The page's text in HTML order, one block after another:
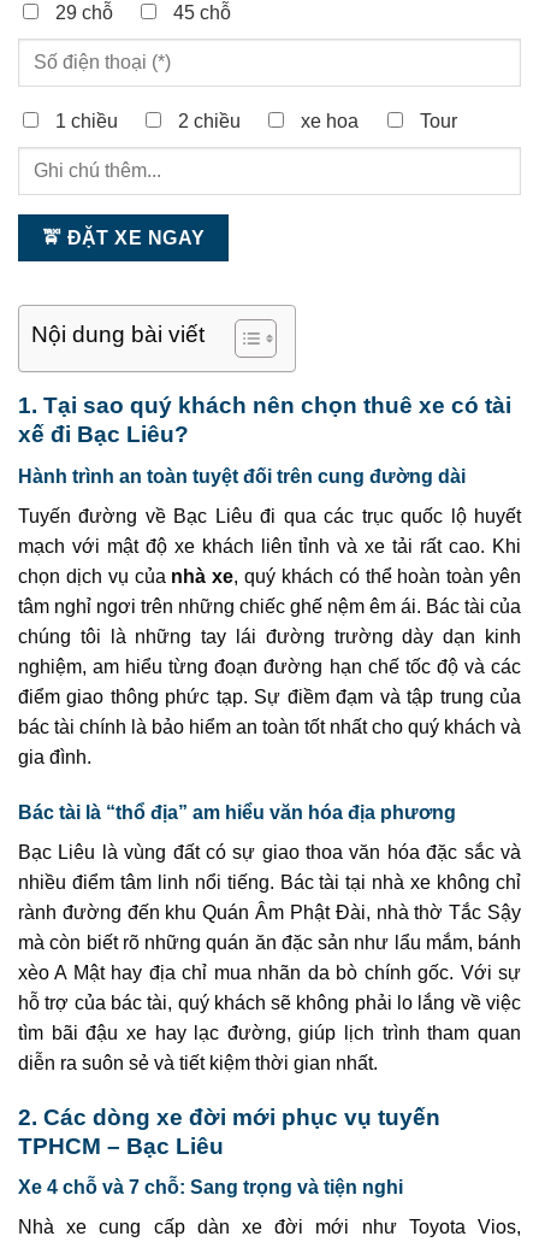
29 chỗ
45 chỗ
1 chiều 2 chiều xe hoa Tour
Nội dung bài viết
1. Tại sao quý khách nên chọn thuê xe có tài
xế đi Bạc Liêu?
Hành trình an toàn tuyệt đối trên cung đường dài
Tuyến đường về Bạc Liêu đi qua các trục quốc lộ huyết
mạch với mật độ xe khách liên tỉnh và xe tải rất cao. Khi
chọn dịch vụ của nhà xe, quý khách có thể hoàn toàn yên
tâm nghỉ ngơi trên những chiếc ghế nệm êm ái. Bác tài của
chúng tôi là những tay lái đường trường dày dạn kinh
nghiệm, am hiểu từng đoạn đường hạn chế tốc độ và các
điểm giao thông phức tạp. Sự điềm đạm và tập trung của
bác tài chính là bảo hiểm an toàn tốt nhất cho quý khách và
gia đình.
Bác tài là “thổ địa” am hiểu văn hóa địa phương
Bạc Liêu là vùng đất có sự giao thoa văn hóa đặc sắc và
nhiều điểm tâm linh nổi tiếng. Bác tài tại nhà xe không chỉ
rành đường đến khu Quán Âm Phật Đài, nhà thờ Tắc Sậy
mà còn biết rõ những quán ăn đặc sản như lẩu mắm, bánh
xèo A Mật hay địa chỉ mua nhãn da bò chính gốc. Với sự
hỗ trợ của bác tài, quý khách sẽ không phải lo lắng về việc
tìm bãi đậu xe hay lạc đường, giúp lịch trình tham quan
diễn ra suôn sẻ và tiết kiệm thời gian nhất.
2. Các dòng xe đời mới phục vụ tuyến
TPHCM – Bạc Liêu
Xe 4 chỗ và 7 chỗ: Sang trọng và tiện nghi
Nhà xe cung cấp dàn xe đời mới như Toyota Vios,